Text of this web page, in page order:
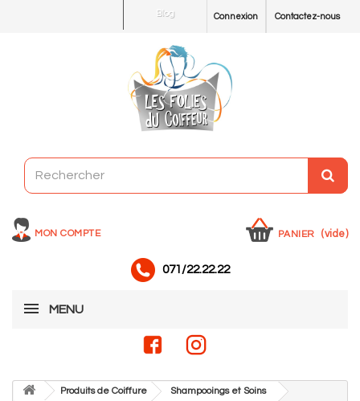
Contactez-nous
Connexion
Blog
MON COMPTE PANIER (vide)
071/22.22.22
MENU
Produits de Coiffure
Shampooings et Soins